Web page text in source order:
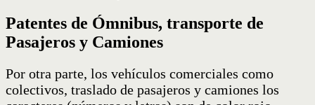
Patentes de Ómnibus, transporte de
Pasajeros y Camiones
Por otra parte, los vehículos comerciales como
colectivos, traslado de pasajeros y camiones los